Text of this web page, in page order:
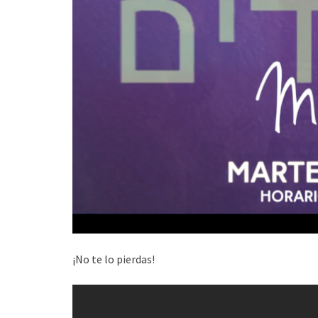
¡No te lo pierdas!